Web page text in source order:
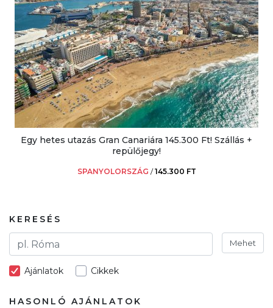
Egy hetes utazás Gran Canariára 145.300 Ft! Szállás +
repülőjegy!
SPANYOLORSZÁG /145.300 FT
KERESÉS
Mehet
Ajánlatok Cikkek
HASONLÓ AJÁNLATOK